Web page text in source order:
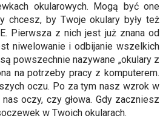
okularowych. Mogą być one
chcesz, by Twoje okulary były też
Pierwsza z nich jest już znana od
niwelowanie i odbijanie wszelkich
powszechnie nazywane „okulary z
na potrzeby pracy z komputerem.
oczu. Po za tym nasz wzrok w
oczy, czy głowa. Gdy zaczniesz
w Twoich okularach.